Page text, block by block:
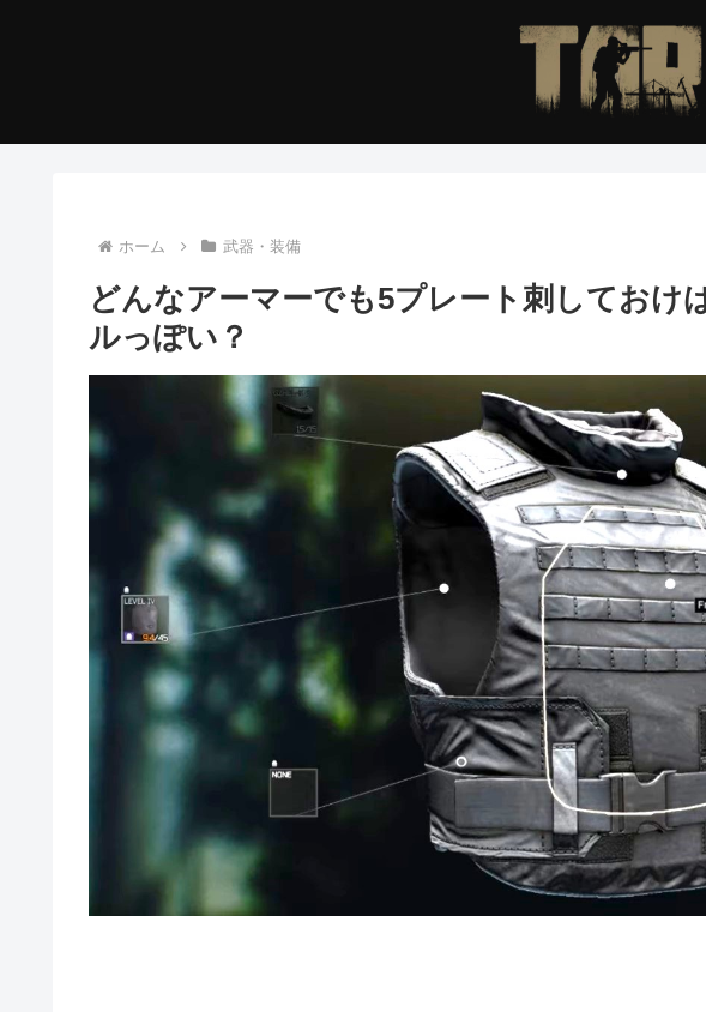
ホーム 武器・装備
どんなアーマーでも5プレート刺しておけ
ルっぽい？